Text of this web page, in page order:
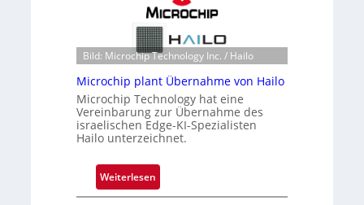
k
s
t
n
e
ü
b
n
Bild: Microchip Technology Inc. / Hailo
Microchip plant Übernahme von Hailo
Microchip Technology hat eine
Vereinbarung zur Übernahme des
israelischen Edge-KI-Spezialisten
Hailo unterzeichnet.
Weiterlesen
M